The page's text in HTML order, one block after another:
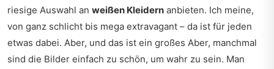
riesige Auswahl an weißen Kleidern anbieten. Ich meine,
von ganz schlicht bis mega extravagant – da ist für jeden
etwas dabei. Aber, und das ist ein großes Aber, manchmal
sind die Bilder einfach zu schön, um wahr zu sein. Man